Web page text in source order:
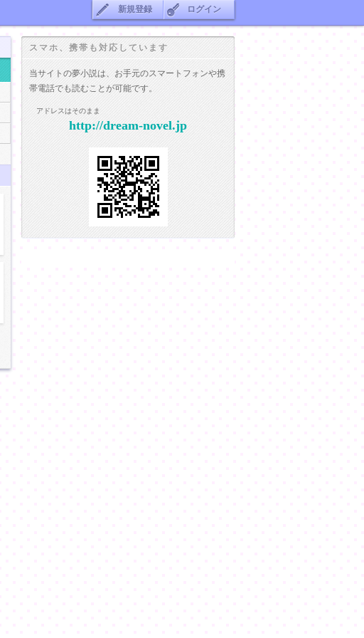
新規登録 ログイン
スマホ、携帯も対応しています
当サイトの夢小説は、お手元のスマートフォンや携
帯電話でも読むことが可能です。
アドレスはそのまま
http://dream-novel.jp